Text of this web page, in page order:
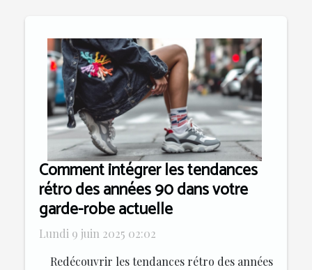
Comment intégrer les tendances
rétro des années 90 dans votre
garde-robe actuelle
Lundi 9 juin 2025 02:02
Redécouvrir les tendances rétro des années